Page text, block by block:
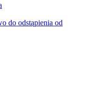
do odstąpienia od